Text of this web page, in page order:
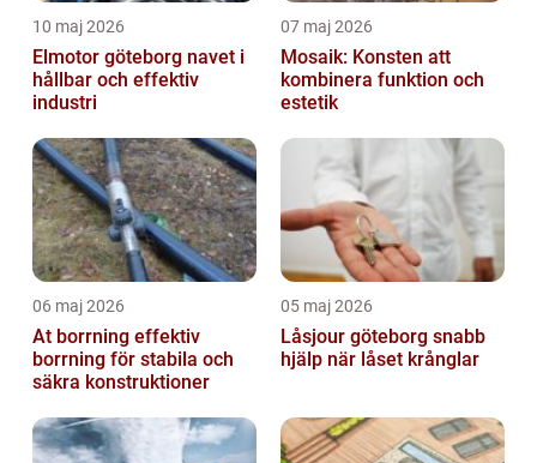
10 maj 2026
Elmotor göteborg navet i
hållbar och effektiv
industri
07 maj 2026
Mosaik: Konsten att
kombinera funktion och
estetik
06 maj 2026
At borrning effektiv
borrning för stabila och
säkra konstruktioner
05 maj 2026
Låsjour göteborg snabb
hjälp när låset krånglar